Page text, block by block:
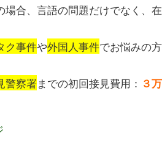
場合、言語の問題だけでなく、
ク事件や外国人事件でお悩みの
警察署までの初回接見費用： ３